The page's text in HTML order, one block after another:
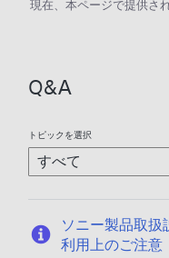
現在、本ページで提供さ
Q&A
トピックを選択
ソニー製品取扱
利用上のご注意